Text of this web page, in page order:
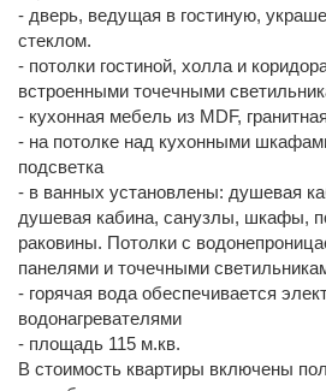
- дверь, ведущая в гостиную,
стеклом.
- потолки гостиной, холла и
встроенными точечными
- кухонная мебель из MDF,
- на потолке над кухонными
подсветка
- в ванных установлены: душевая
душевая кабина, санузлы, шкафы,
раковины. Потолки с
панелями и точечными
- горячая вода обеспечивается
водонагревателями
- площадь 115 м.кв.
В стоимость квартиры включены